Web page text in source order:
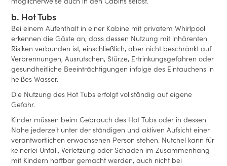
möglicherweise auch in den Cabins selbst.
b. Hot Tubs
Bei einem Aufenthalt in einer Kabine mit privatem Whirlpool
erkennen die Gäste an, dass dessen Nutzung mit inhärenten
Risiken verbunden ist, einschließlich, aber nicht beschränkt auf
Verbrennungen, Ausrutschen, Stürze, Ertrinkungsgefahren oder
gesundheitliche Beeinträchtigungen infolge des Eintauchens in
heißes Wasser.
Die Nutzung des Hot Tubs erfolgt vollständig auf eigene
Gefahr.
Kinder müssen beim Gebrauch des Hot Tubs oder in dessen
Nähe jederzeit unter der ständigen und aktiven Aufsicht einer
verantwortlichen erwachsenen Person stehen. Nutchel kann für
keinerlei Unfall, Verletzung oder Schaden im Zusammenhang
mit Kindern haftbar gemacht werden, auch nicht bei